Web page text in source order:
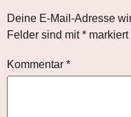
Deine E-Mail-Adresse
Felder sind mit* markiert
Kommentar *